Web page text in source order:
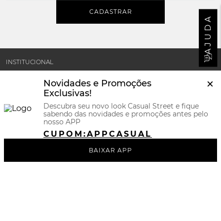
AJUDA
×
Novidades e Promoções
Exclusivas!
Descubra seu novo look Casual Street e fique
sabendo das novidades e promoções antes pelo
nosso APP
CUPOM:APPCASUAL
BAIXAR APP
CADASTRAR
INSTITUCIONAL
MINHA CONTA
SUPORTE E POLÍTICAS